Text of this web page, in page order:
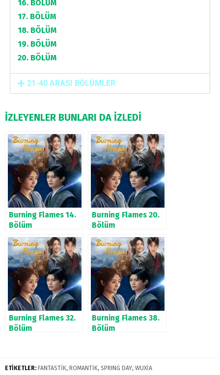
16. BÖLÜM
17. BÖLÜM
18. BÖLÜM
19. BÖLÜM
20. BÖLÜM
21-40 ARASI BÖLÜMLER
İZLEYENLER BUNLARI DA İZLEDİ
Burning Flames 14.
Bölüm
Burning Flames 20.
Bölüm
Burning Flames 32.
Bölüm
Burning Flames 38.
Bölüm
ETİKETLER: FANTASTİK, ROMANTİK, SPRING DAY, WUXİA